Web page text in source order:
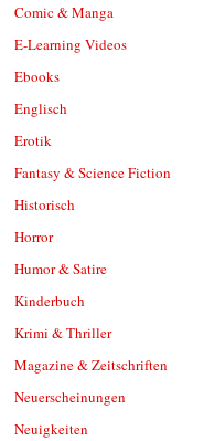
Comic & Manga
E-Learning Videos
Ebooks
Englisch
Erotik
Fantasy & Science Fiction
Historisch
Horror
Humor & Satire
Kinderbuch
Krimi & Thriller
Magazine & Zeitschriften
Neuerscheinungen
Neuigkeiten